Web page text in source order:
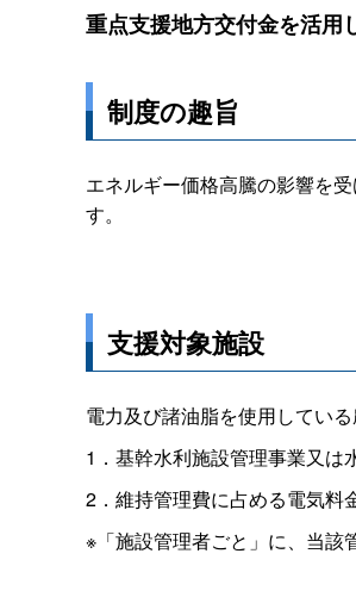
重点支援地方交付金を活用
制度の趣旨
エネルギー価格高騰の影響を
す。
支援対象施設
電力及び諸油脂を使用してい
1．基幹水利施設管理事業又は
2．維持管理費に占める電気料
※「施設管理者ごと」に、当該